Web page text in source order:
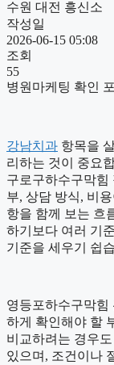
수원 대전 흥신소
작성일
2026-06-15 05:08
조회
55
병원마케팅 확인
강남치과 항목을
리하는 것이 중요
구로구하수구막힘
부, 상담 방식, 비
항을 함께 보는 흐
하기보다 여러 기
기준을 세우기 쉽
영등포하수구막힘
하게 확인해야 할
비교하려는 경우
있으며, 조건이나